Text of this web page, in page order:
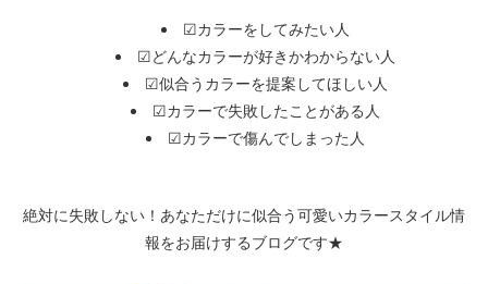
☑カラーをしてみたい人
☑どんなカラーが好きかわからない人
☑似合うカラーを提案してほしい人
☑カラーで失敗したことがある人
☑カラーで傷んでしまった人
絶対に失敗しない！あなただけに似合う可愛いカラースタイル情
報をお届けするブログです★